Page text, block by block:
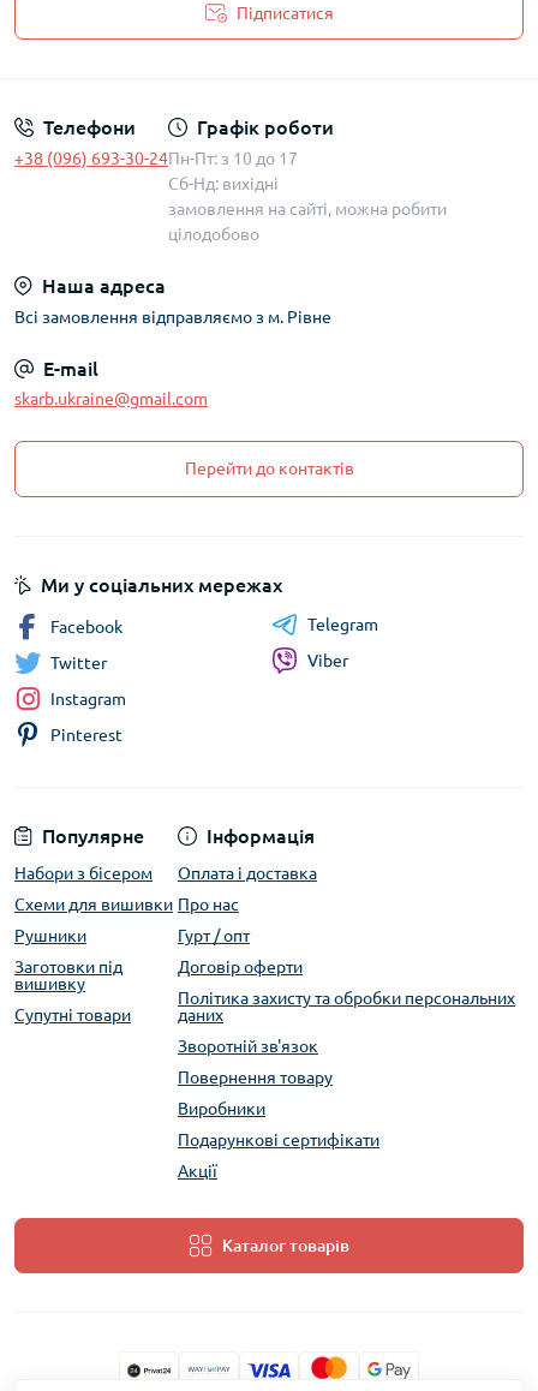
Підписатися
Телефони
+38 (096) 693-30-24
Графік роботи
Пн-Пт: з 10 до 17
Сб-Нд: вихідні
замовлення на сайті, можна робити
цілодобово
Наша адреса
Всі замовлення відправляємо з м. Рівне
E-mail
skarb.ukraine@gmail.com
Перейти до контактів
Популярне
Набори з бісером
Схеми для вишивки
Рушники
Заготовки під
вишивку
Супутні товари
Інформація
Оплата і доставка
Про нас
Гурт / опт
Договір оферти
Політика захисту та обробки персональних
даних
Зворотній зв'язок
Повернення товару
Виробники
Подарункові сертифікати
Акції
Каталог товарів
Ми у соціальних мережах
Facebook
Twitter
Instagram
Pinterest
Telegram
Viber